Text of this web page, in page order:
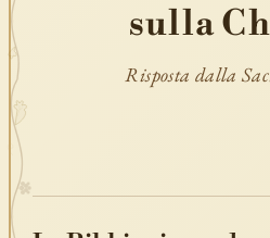
sulla
Risposta dalla